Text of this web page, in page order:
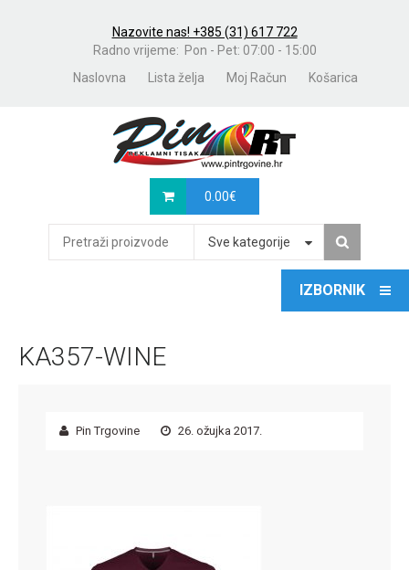
Nazovite nas! +385 (31) 617 722
Radno vrijeme: Pon - Pet: 07:00 - 15:00
Naslovna
Lista želja Moj Račun Košarica
0.00€
Sve kategorije
KA357-WINE
Pin Trgovine 26. ožujka 2017.